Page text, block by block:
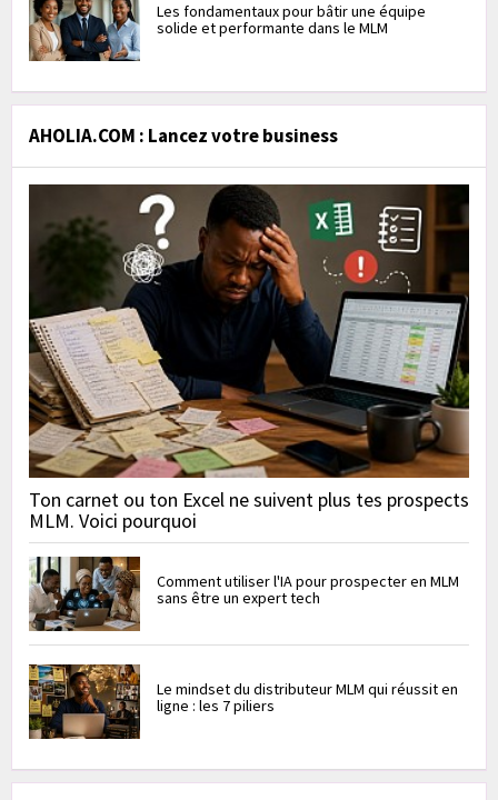
Les fondamentaux pour bâtir une équipe
solide et performante dans le MLM
AHOLIA.COM : Lancez votre business
Ton carnet ou ton Excel ne suivent plus tes prospects
MLM. Voici pourquoi
Comment utiliser l'IA pour prospecter en MLM
sans être un expert tech
Le mindset du distributeur MLM qui réussit en
ligne : les 7 piliers